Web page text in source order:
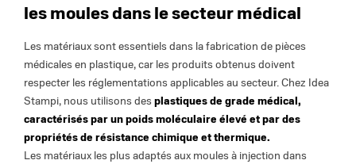
les moules dans le secteur médical
Les matériaux sont essentiels dans la fabrication de pièces
médicales en plastique, car les produits obtenus doivent
respecter les réglementations applicables au secteur. Chez Idea
Stampi, nous utilisons des plastiques de grade médical,
caractérisés par un poids moléculaire élevé et par des
propriétés de résistance chimique et thermique.
Les matériaux les plus adaptés aux moules à injection dans